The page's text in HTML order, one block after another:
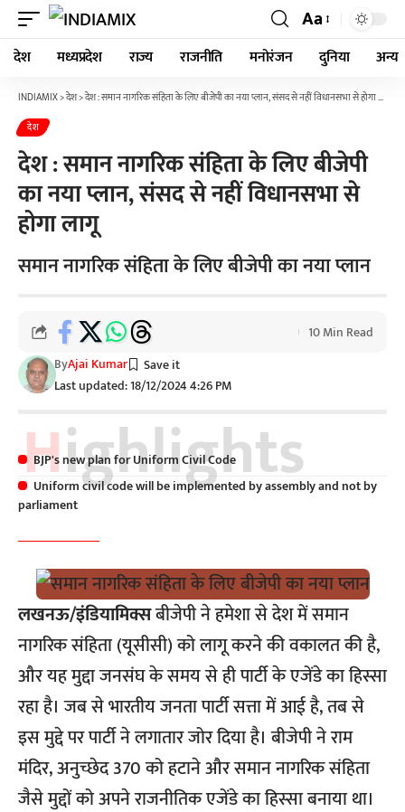
Aa
देश मध्यप्रदेश राज्य राजनीति मनोरंजन दुनिया अन्य
INDIAMIX>देश>देश : समान नागरिक संहिता के लिए बीजेपी का नया प्लान, संसद से नहीं विधानसभा से होगा लागू
देश
देश : समान नागरिक संहिता के लिए बीजेपी
का नया प्लान, संसद से नहीं विधानसभा से
होगा लागू
समान नागरिक संहिता के लिए बीजेपी का नया प्लान
Last updated: 18/12/2024 4:26 PM
ByAjai Kumar
10 Min Read
Highlights
BJP's new plan for Uniform Civil Code
Uniform civil code will be implemented by assembly and not by
parliament
लखनऊ/इंडियामिक्सबीजेपीने हमेशा से देश मेंसमान
नागरिक संहिता(यूसीसी) को लागू करने की वकालत की है,
और यह मुद्दा जनसंघ के समय से ही पार्टी के एजेंडे का हिस्सा
रहा है। जब से भारतीय जनता पार्टी सत्ता में आई है, तब से
इस मुद्दे पर पार्टी ने लगातार जोर दिया है। बीजेपी ने राम
मंदिर,अनुच्छेद 370को हटाने और समान नागरिक संहिता
जैसे मुद्दों को अपने राजनीतिक एजेंडे का हिस्सा बनाया था।